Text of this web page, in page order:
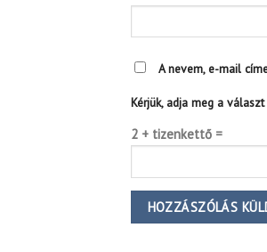
A nevem, e-mail
Kérjük, adja meg a
2 + tizenkettő =